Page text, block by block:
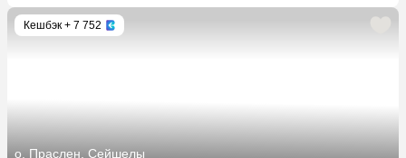
Кешбэк + 7 752
о. Праслен, Сейшелы